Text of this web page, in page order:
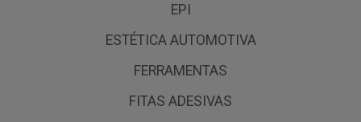
EPI
ESTÉTICA AUTOMOTIVA
FERRAMENTAS
FITAS ADESIVAS